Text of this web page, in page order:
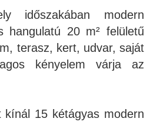
időszakában modern
hangulatú 20 m² felületű
terasz, kert, udvar, saját
kényelem várja az
kínál 15 kétágyas modern